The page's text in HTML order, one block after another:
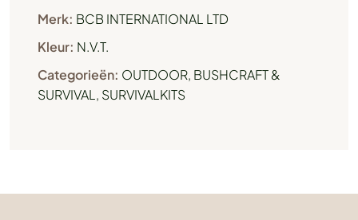
Merk: BCB INTERNATIONAL LTD
Kleur: N.V.T.
Categorieën: OUTDOOR, BUSHCRAFT &
SURVIVAL , SURVIVALKITS